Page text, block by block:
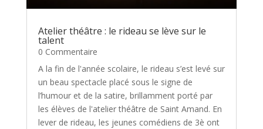
Atelier théâtre : le rideau se lève sur le
talent
0 Commentaire
A la fin de l'année scolaire, le rideau s’est levé sur
un beau spectacle placé sous le signe de
l’humour et de la satire, brillamment porté par
les élèves de l'atelier théâtre de Saint Amand. En
lever de rideau, les jeunes comédiens de 3è ont